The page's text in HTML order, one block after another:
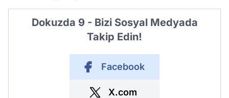
Dokuzda 9 - Bizi Sosyal Medyada
Takip Edin!
Facebook
X.com